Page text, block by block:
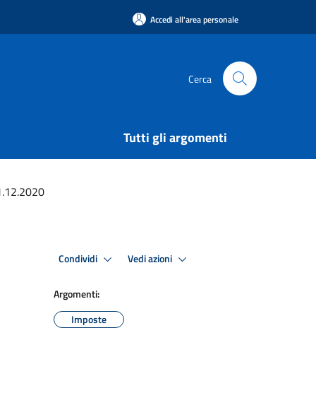
Accedi all'area personale
Cerca
Tutti gli argomenti
Condividi Vedi azioni
Argomenti:
Imposte